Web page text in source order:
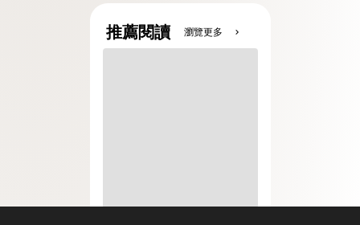
推薦閱讀 瀏覽更多 chevron_right